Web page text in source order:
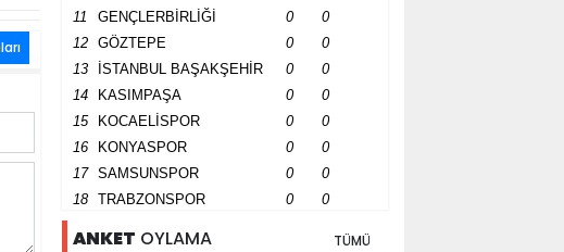
11 GENÇLERBİRLİĞİ 0
0
12
GÖZTEPE 0
0
13
İSTANBUL BAŞAKŞEHİR 0
0
14
KASIMPAŞA 0
0
15
KOCAELİSPOR 0
0
16
KONYASPOR 0
0
17
SAMSUNSPOR 0
0
18
TRABZONSPOR 0 0
ANKET OYLAMA TÜMÜ